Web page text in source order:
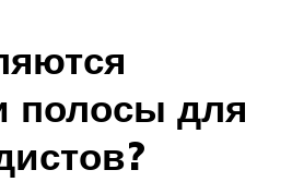
полосы для